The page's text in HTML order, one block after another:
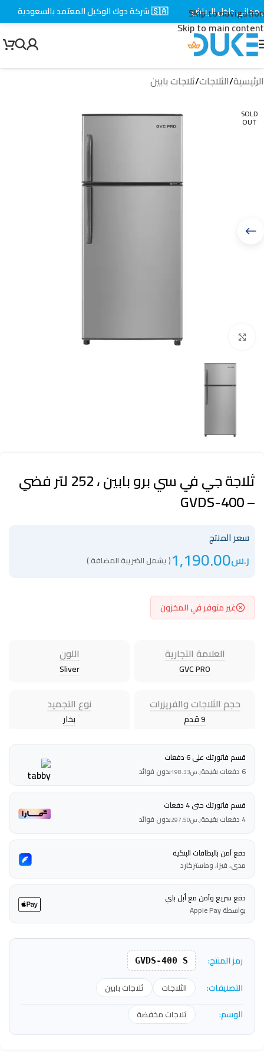
Skip to navigation
Skip to main content
الرئيسية/الثلاجات/ثلاجات بابين
SOLD
OUT
Click to enlarge
ثلاجة جي في سي برو بابين ، 252 لتر فضي
– GVDS-400
سعر المنتج
ر.س1,190.00( يشمل الضريبة المضافة )
غير متوفر في المخزون
العلامة التجارية
GVC PRO
اللون
Sliver
حجم الثلاجات والفريزرات
9 قدم
نوع التجميد
بخار
قسم فاتورتك على 6 دفعات
6 دفعات بقيمة
ر.س198.33بدون فوائد
قسم فاتورتك حتى 4 دفعات
4 دفعات بقيمة
ر.س297.50بدون فوائد
دفع آمن بالبطاقات البنكية
مدى، فيزا، وماستركارد
دفع سريع وآمن مع أبل باي
بواسطة Apple Pay
رمز المنتج: GVDS-400 S
التصنيفات: الثلاجات ثلاجات بابين
الوسم: ثلاجات مخفضة
داخل الرياض 🇸🇦 شركة دوك الوكيل المعتمد بالسعودية